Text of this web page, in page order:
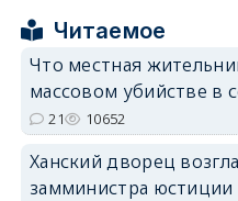
Читаемое
Что местная
массовом убийстве в
21 10652
Ханский дворец
замминистра